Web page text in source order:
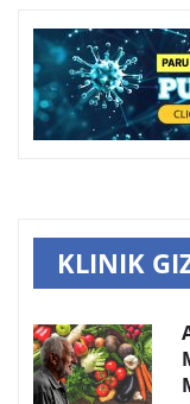
KLINIK